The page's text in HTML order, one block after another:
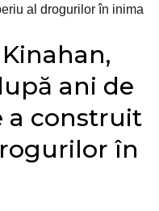
al drogurilor în inima
ani de
a construit
în